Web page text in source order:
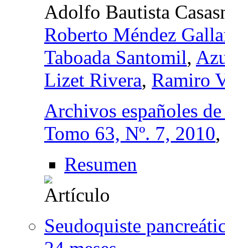
Adolfo Bautista
Roberto Méndez
Taboada Santomil,
Lizet Rivera, Ramiro
Archivos españoles
Tomo 63, Nº. 7, 2010,
Resumen
Seudoquiste